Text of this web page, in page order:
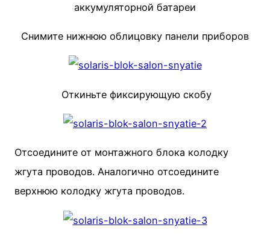
аккумуляторной батареи
Снимите нижнюю облицовку панели приборов
Откиньте фиксирующую скобу
Отсоедините от монтажного блока колодку
жгута проводов. Аналогично отсоедините
верхнюю ко­лодку жгута проводов.